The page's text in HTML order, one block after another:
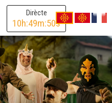
Dirècte
10h:49m:49s